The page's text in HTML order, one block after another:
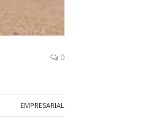
0
EMPRESARIAL